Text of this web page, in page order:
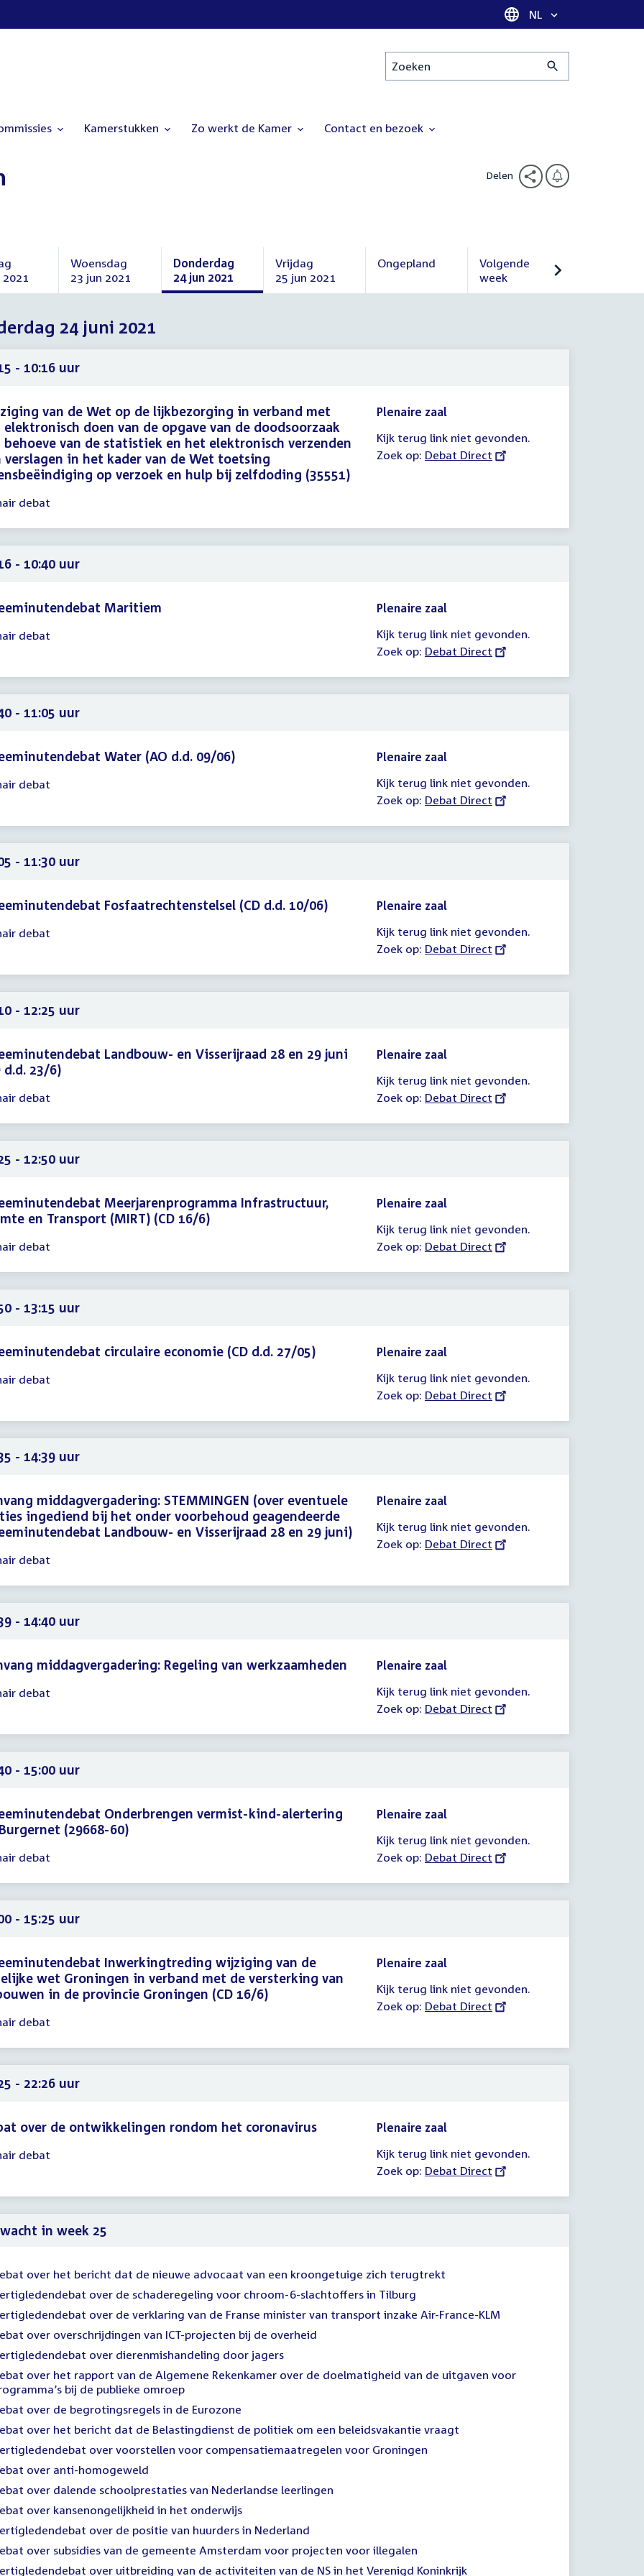
Taal selectie
NL
Zoeken
Kamerstukken Zo werkt de Kamer Contact en bezoek
Delen
2021
Woensdag
23 jun 2021
Woensdag
juni
2021
Donderdag
24 jun 2021
Donderdag
Vrijdag
25 jun 2021
Vrijdag
Ongepland
Volgende
week
Volgende
24 juni 2021
- 10:16 uur
van de Wet op de lijkbezorging in verband met
elektronisch doen van de opgave van de doodsoorzaak
behoeve van de statistiek en het elektronisch verzenden
verslagen in het kader van de Wet toetsing
op verzoek en hulp bij zelfdoding (35551)
debat
Plenaire zaal
Kijk terug link niet gevonden.
Zoek op: External
Debat Direct
- 10:40 uur
Maritiem
debat
Plenaire zaal
Kijk terug link niet gevonden.
Zoek op: External
Debat Direct
- 11:05 uur
Water (AO d.d. 09/06)
debat
Plenaire zaal
Kijk terug link niet gevonden.
Zoek op: External
Debat Direct
- 11:30 uur
Fosfaatrechtenstelsel (CD d.d. 10/06)
debat
Plenaire zaal
Kijk terug link niet gevonden.
Zoek op: External
Debat Direct
- 12:25 uur
Landbouw- en Visserijraad 28 en 29 juni
d.d. 23/6)
debat
Plenaire zaal
Kijk terug link niet gevonden.
Zoek op: External
Debat Direct
- 12:50 uur
Meerjarenprogramma Infrastructuur,
en Transport (MIRT) (CD 16/6)
debat
Plenaire zaal
Kijk terug link niet gevonden.
Zoek op: External
Debat Direct
- 13:15 uur
circulaire economie (CD d.d. 27/05)
debat
Plenaire zaal
Kijk terug link niet gevonden.
Zoek op: External
Debat Direct
- 14:39 uur
middagvergadering: STEMMINGEN (over eventuele
ingediend bij het onder voorbehoud geagendeerde
Landbouw- en Visserijraad 28 en 29 juni)
debat
Plenaire zaal
Kijk terug link niet gevonden.
Zoek op: External
Debat Direct
- 14:40 uur
middagvergadering: Regeling van werkzaamheden
debat
Plenaire zaal
Kijk terug link niet gevonden.
Zoek op: External
Debat Direct
- 15:00 uur
Onderbrengen vermist-kind-alertering
(29668-60)
debat
Plenaire zaal
Kijk terug link niet gevonden.
Zoek op: External
Debat Direct
- 15:25 uur
Inwerkingtreding wijziging van de
wet Groningen in verband met de versterking van
in de provincie Groningen (CD 16/6)
debat
Plenaire zaal
Kijk terug link niet gevonden.
Zoek op: External
Debat Direct
- 22:26 uur
over de ontwikkelingen rondom het coronavirus
debat
Plenaire zaal
Kijk terug link niet gevonden.
Zoek op: External
Debat Direct
in week 25
over het bericht dat de nieuwe advocaat van een kroongetuige zich terugtrekt
over de schaderegeling voor chroom-6-slachtoffers in Tilburg
over de verklaring van de Franse minister van transport inzake Air-France-KLM
over overschrijdingen van ICT-projecten bij de overheid
over dierenmishandeling door jagers
over het rapport van de Algemene Rekenkamer over de doelmatigheid van de uitgaven voor
bij de publieke omroep
over de begrotingsregels in de Eurozone
over het bericht dat de Belastingdienst de politiek om een beleidsvakantie vraagt
over voorstellen voor compensatiemaatregelen voor Groningen
over anti-homogeweld
over dalende schoolprestaties van Nederlandse leerlingen
over kansenongelijkheid in het onderwijs
over de positie van huurders in Nederland
over subsidies van de gemeente Amsterdam voor projecten voor illegalen
over uitbreiding van de activiteiten van de NS in het Verenigd Koninkrijk